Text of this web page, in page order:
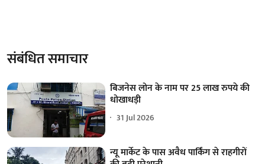
संबंधित समाचार
बिजनेस लोन के नाम पर 25 लाख रुपये की
धोखाधड़ी
31 Jul 2026
न्यू मार्केट के पास अवैध पार्किंग से राहगीरों